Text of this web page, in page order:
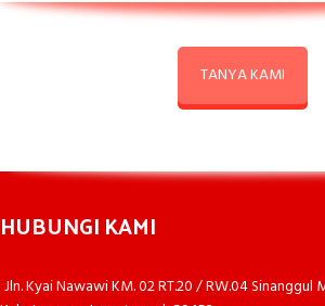
TANYA KAMI
HUBUNGI KAMI
Jln. Kyai Nawawi KM. 02 RT.20 / RW.04 Sinanggul